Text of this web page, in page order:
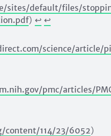
sites/default/files/
) ↩︎ ↩︎
science/article/
pmc/articles/
content/114/23/6052)